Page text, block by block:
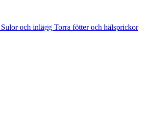
Sulor och inlägg Torra fötter och hälsprickor